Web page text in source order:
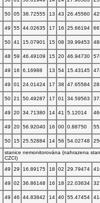
50 05 38.72555 13 43 26.45560
49 55 44.02635 17 16 25.66194
50 41 15.07901 15 08 39.99453
48 59 46.49109 15 20 46.94730
49 16 6.16988 13 54 15.43145
49 01 24.01424 17 38 47.65584
50 21 50.49287 17 01 34.59563
49 20 34.71380 14 41 5.12014
49 20 56.92040 16 00 0.88750
50 15 25.52884 14 56 54.02748
stanice nemonitorována (nahrazena
CZCI)
49 29 16.89175 18 02 29.79474
49 02 36.86148 16 18 22.03634
49 46 44.83842 14 40 55.47454